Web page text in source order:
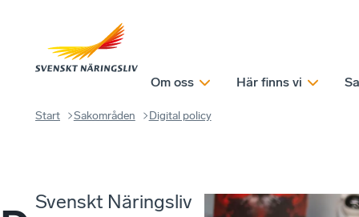
Om oss Här finns vi
Start Sakområden Digital policy
Svenskt Näringsliv